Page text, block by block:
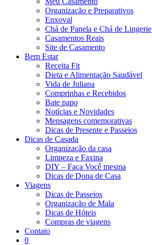
Organização e Preparativos
Enxoval
Chá de Panela e Chá de Lingerie
Casamentos Reais
Site de Casamento
Bem Estar
Receita Fit
Dieta e Alimentação Saudável
Vida de Juliana
Comprinhas e Recebidos
Bate papo
Notícias e Novidades
Mensagens comemorativas
Dicas de Presente e Passeios
Dicas de Casada
Organização da casa
Limpeza e Faxina
DIY – Faça Você mesma
Dicas de Dona de Casa
Viagens
Dicas de Passeios
Organização de Mala
Dicas de Hóteis
Compras de viagens
Contato
0